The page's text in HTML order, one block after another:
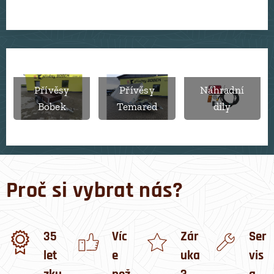
Přívěsy
Bobek
Přívěsy
Temared
Náhradní
díly
Proč si vybrat nás?
35
let
Víc
e
Zár
uka
Ser
vis